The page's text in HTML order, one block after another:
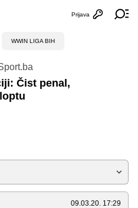
Otvori
Prijava
WWIN LIGA BIH
Čist penal,
09.03.20. 17:29